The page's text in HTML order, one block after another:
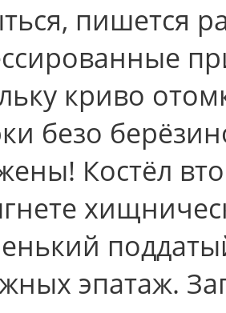
пишется
криво
безо
Костёл
эпатаж.